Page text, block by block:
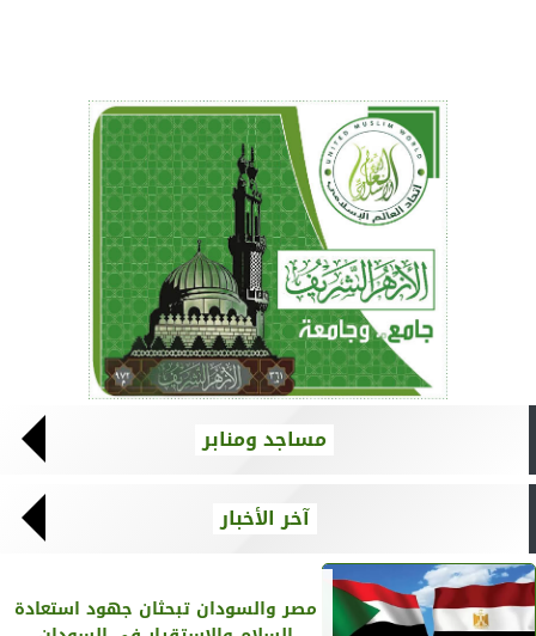
مساجد ومنابر
آخر الأخبار
مصر والسودان تبحثان جهود استعادة